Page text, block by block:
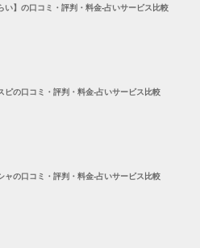
い】の口コミ・評判・料金-占いサービス比較
ピの口コミ・評判・料金-占いサービス比較
ャの口コミ・評判・料金-占いサービス比較